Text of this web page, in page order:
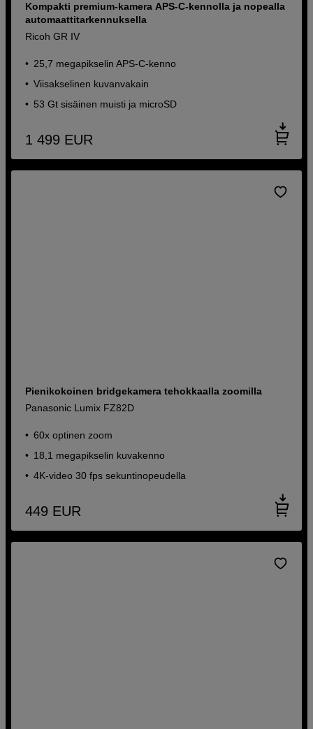
Kompakti premium-kamera APS-C-kennolla ja nopealla
automaattitarkennuksella
Ricoh GR IV
25,7 megapikselin APS-C-kenno
Viisakselinen kuvanvakain
53 Gt sisäinen muisti ja microSD
1 499 EUR
Pienikokoinen bridgekamera tehokkaalla zoomilla
Panasonic Lumix FZ82D
60x optinen zoom
18,1 megapikselin kuvakenno
4K-video 30 fps sekuntinopeudella
449 EUR